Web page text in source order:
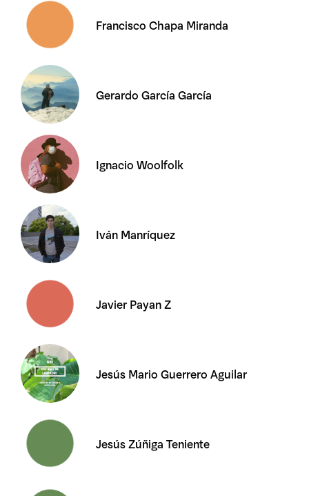
Francisco Chapa Miranda
Gerardo García García
Ignacio Woolfolk
Iván Manríquez
Javier Payan Z
Jesús Mario Guerrero Aguilar
Jesús Zúñiga Teniente